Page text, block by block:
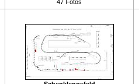
47 Fotos